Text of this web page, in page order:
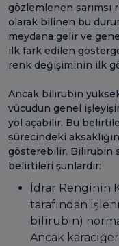
gözlemlenen sarımsı
olarak bilinen bu
meydana gelir ve
ilk fark edilen
renk değişiminin ilk
Ancak bilirubin
vücudun genel
yol açabilir. Bu
sürecindeki
gösterebilir. Bilirubin
belirtileri şunlardır:
İdrar Renginin
tarafından
bilirubin)
Ancak